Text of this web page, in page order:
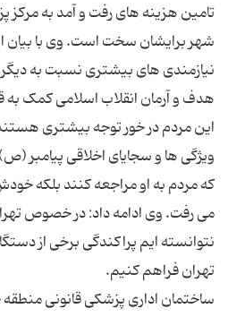
تامین هزینه های رفت و آمد به مرکز
شهر برایشان سخت است. وی با بیان
نیازمندی های بیشتری نسبت به دیگر
هدف و آرمان انقلاب اسلامی کمک به
این مردم در خور توجه بیشتری
ویژگی ها و سجایای اخلاقی پیامبر
که مردم به او مراجعه کنند بلکه
می رفت. وی ادامه داد: در خصوص
نتوانسته ایم پراکندگی برخی از
ساختمان اداری پزشکی قانونی